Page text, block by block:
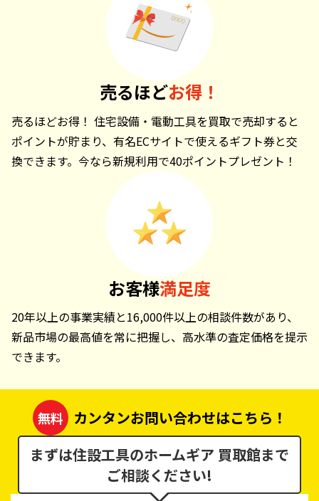
売るほどお得！
売るほどお得！ 住宅設備・電動工具を買取で売却すると
ポイントが貯まり、有名ECサイトで使えるギフト券と交
換できます。今なら新規利用で40ポイントプレゼント！
お客様満足度
20年以上の事業実績と16,000件以上の相談件数があり、
新品市場の最高値を常に把握し、高水準の査定価格を提示
できます。
無料
カンタンお問い合わせはこちら！
まずは住設工具のホームギア 買取館まで
ご相談ください!